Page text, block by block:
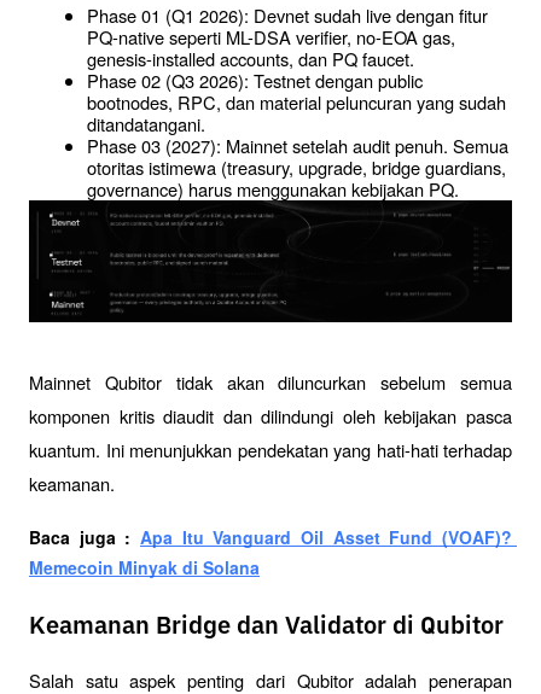
Phase 01 (Q1 2026): Devnet sudah live dengan fitur
PQ-native seperti ML-DSA verifier, no-EOA gas,
genesis-installed accounts, dan PQ faucet.
Phase 02 (Q3 2026): Testnet dengan public
bootnodes, RPC, dan material peluncuran yang sudah
ditandatangani.
Phase 03 (2027): Mainnet setelah audit penuh. Semua
otoritas istimewa (treasury, upgrade, bridge guardians,
governance) harus menggunakan kebijakan PQ.
Mainnet Qubitor tidak akan diluncurkan sebelum semua
komponen kritis diaudit dan dilindungi oleh kebijakan pasca
kuantum. Ini menunjukkan pendekatan yang hati-hati terhadap
keamanan.
Baca juga : Apa Itu Vanguard Oil Asset Fund (VOAF)?
Memecoin Minyak di Solana
Keamanan Bridge dan Validator di Qubitor
Salah satu aspek penting dari Qubitor adalah penerapan